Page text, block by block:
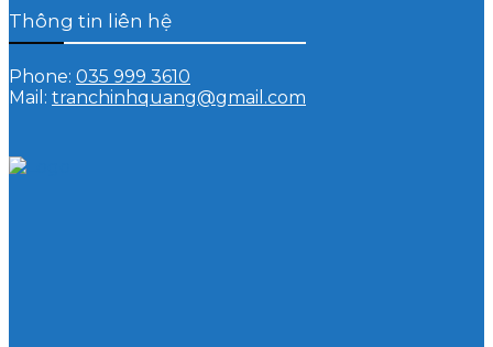
Thông tin liên hệ
Phone: 035 999 3610
Mail: tranchinhquang@gmail.com